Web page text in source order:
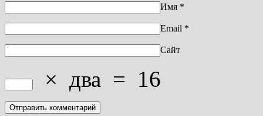
Имя *
Email *
Сайт
× два = 16